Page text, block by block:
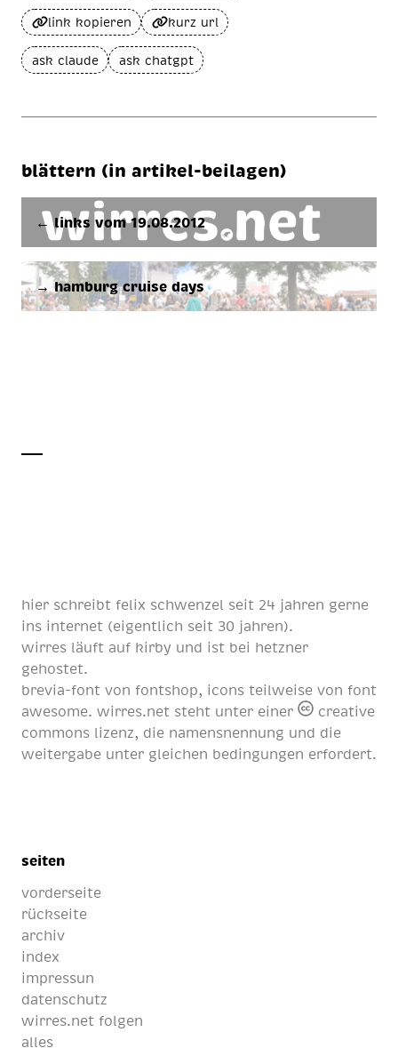
link kopieren kurz url
ask claude ask chatgpt
blättern (in artikel-beilagen)
← links vom 19.08.2012
→ hamburg cruise days
hier schreibt felix schwenzel seit 24 jahren gerne
ins internet (eigentlich seit 30 jahren).
wirres läuft auf kirby und ist bei hetzner
gehostet.
brevia-font von fontshop, icons teilweise von font
awesome. wirres.net steht unter einer
creative
commons lizenz, die namensnennung und die
weitergabe unter gleichen bedingungen erfordert.
seiten
vorderseite
rückseite
archiv
index
impressun
datenschutz
wirres.net folgen
alles